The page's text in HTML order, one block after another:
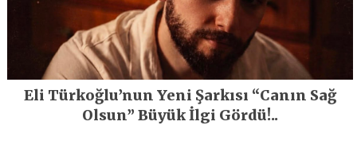
Eli Türkoğlu’nun Yeni Şarkısı “Canın Sağ
Olsun” Büyük İlgi Gördü!..